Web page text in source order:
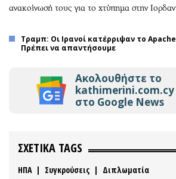
ανακοίνωσή τους για το χτύπημα στην
Τραμπ: Οι Ιρανοί κατέρριψαν το
Πρέπει να απαντήσουμε
Ακολουθήστε το
kathimerini.com.cy
στο Google News
ΣΧΕΤΙΚΑ TAGS
ΗΠΑ| Συγκρούσεις | Διπλωματία